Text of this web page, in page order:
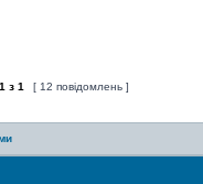
1 з 1 [ 12 повідомлень ]